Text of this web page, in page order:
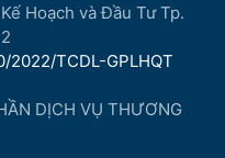
Hoạch và Đầu Tư Tp.
2022/TCDL-GPLHQT
DỊCH VỤ THƯƠNG